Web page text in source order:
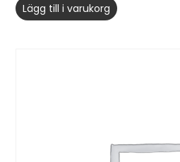
Lägg till i varukorg